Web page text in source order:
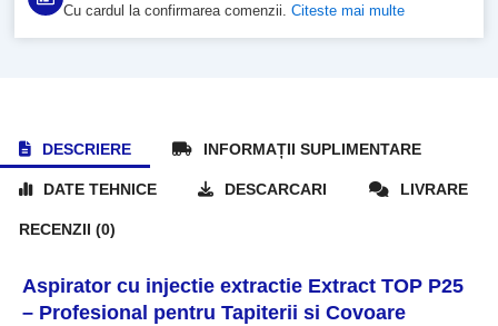
Cu cardul la confirmarea comenzii.Citeste mai multe
DESCRIERE INFORMAȚII SUPLIMENTARE
DATE TEHNICE DESCARCARI LIVRARE
RECENZII (0)
Aspirator cu injectie extractie Extract TOP P25
– Profesional pentru Tapiterii si Covoare